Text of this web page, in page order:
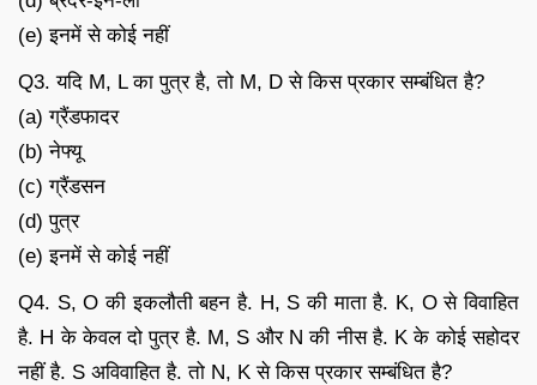
(e) इनमें से कोई नहीं
Q3. यदि M, L का पुत्र है, तो M, D से किस प्रकार सम्बंधित है?
(a) ग्रैंडफादर
(b) नेफ्यू
(c) ग्रैंडसन
(d) पुत्र
(e) इनमें से कोई नहीं
Q4. S, O की इकलौती बहन है. H, S की माता है. K, O से विवाहित
है. H के केवल दो पुत्र है. M, S और N की नीस है. K के कोई सहोदर
नहीं है. S अविवाहित है. तो N, K से किस प्रकार सम्बंधित है?